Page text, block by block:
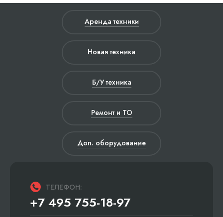
Аренда техники
Новая техника
Б/У техника
Ремонт и ТО
Доп. оборудование
ТЕЛЕФОН:
+7 495 755-18-97